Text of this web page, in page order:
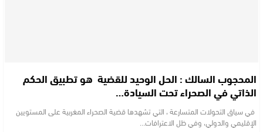
المحجوب السالك : الحل الوحيد للقضية هو تطبيق الحكم
الذاتي في الصحراء تحت السيادة…
في سياق التحولات المتسارعة ، التي تشهدها قضية الصحراء المغربية على المستويين
الإقليمي والدولي، وفي ظل الاعترافات…